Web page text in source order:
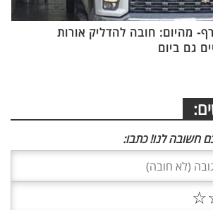
מהיום: חובה להדליק אורות
גם ביום
חשובה לנו! כתבו:
☆